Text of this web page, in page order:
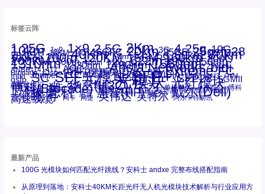
标签云阵
1.25G 1x9 1×9 2.5G 2Km 3G 4.25g 10G
10km 15KM 16G 16GFC 20km 25GE 25gsfp28
28.05G 30km 40Km 50m 53.125G 60km 80km
100km 100m 120KM 155M 160km 200G
200KM 300m 400m 550m 622m 800G 850nm
1310nm 1330nm 1490nm 1550nm 2500m
ANBR-1414TZ AOC Arista Arista Networks bidi
Brocade Cisco CSFP光模块 DAC Dell Extreme FC
Intel Juniper LC MPO-LC Netgear NVIDIA OM2 OM3 OM4
qsfp SC SFF光模块 SFP+ SFP28 SGMII
st螺纹接口 xfp 万兆 交换机 光模块 光纤模块
千兆光模块 华三 华三(H3C) 华为 单模单芯 单模双芯 博科
博科(Brocade) 博通 友讯 多模 安华高 安华高(Avago)
工业级 思科 惠普 惠普(HP) 戴尔 戴尔(Dell)
百兆 瞻博 网卡 网捷 英伟达 英特尔 阿尔卡特朗讯
高速线缆
最新产品
100G 光模块如何匹配光纤跳线？安科士 andxe 完整布线搭配指南
从原理到落地：安科士40KM长距光纤无人机光模块技术解析与行业应用方